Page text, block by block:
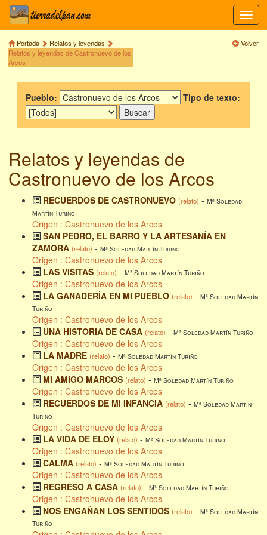
Portada
Relatos y leyendas
Relatos y leyendas de Castronuevo de los
Arcos
Volver
Pueblo: Tipo de texto:
Relatos y leyendas de
Castronuevo de los Arcos
RECUERDOS DE CASTRONUEVO (relato) - Mª Soledad
Martín Turiño
Origen : Castronuevo de los Arcos
SAN PEDRO, EL BARRO Y LA ARTESANÍA EN
ZAMORA (relato) - Mª Soledad Martín Turiño
Origen : Castronuevo de los Arcos
LAS VISITAS (relato) - Mª Soledad Martín Turiño
Origen : Castronuevo de los Arcos
LA GANADERÍA EN MI PUEBLO (relato) - Mª Soledad Martín
Turiño
Origen : Castronuevo de los Arcos
UNA HISTORIA DE CASA (relato) - Mª Soledad Martín Turiño
Origen : Castronuevo de los Arcos
LA MADRE (relato) - Mª Soledad Martín Turiño
Origen : Castronuevo de los Arcos
MI AMIGO MARCOS (relato) - Mª Soledad Martín Turiño
Origen : Castronuevo de los Arcos
RECUERDOS DE MI INFANCIA (relato) - Mª Soledad Martín
Turiño
Origen : Castronuevo de los Arcos
LA VIDA DE ELOY (relato) - Mª Soledad Martín Turiño
Origen : Castronuevo de los Arcos
CALMA (relato) - Mª Soledad Martín Turiño
Origen : Castronuevo de los Arcos
REGRESO A CASA (relato) - Mª Soledad Martín Turiño
Origen : Castronuevo de los Arcos
NOS ENGAÑAN LOS SENTIDOS (relato) - Mª Soledad Martín
Turiño